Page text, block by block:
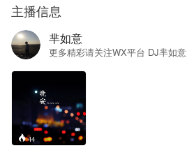
主播信息
芈如意
更多精彩请关注WX平台 DJ芈如意
44